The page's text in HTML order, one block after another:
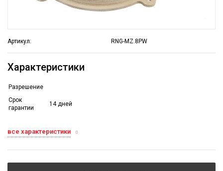
Артикул: RNG-MZ.8PW
Характеристики
Разрешение
Срок
гарантии
14 дней
все характеристики